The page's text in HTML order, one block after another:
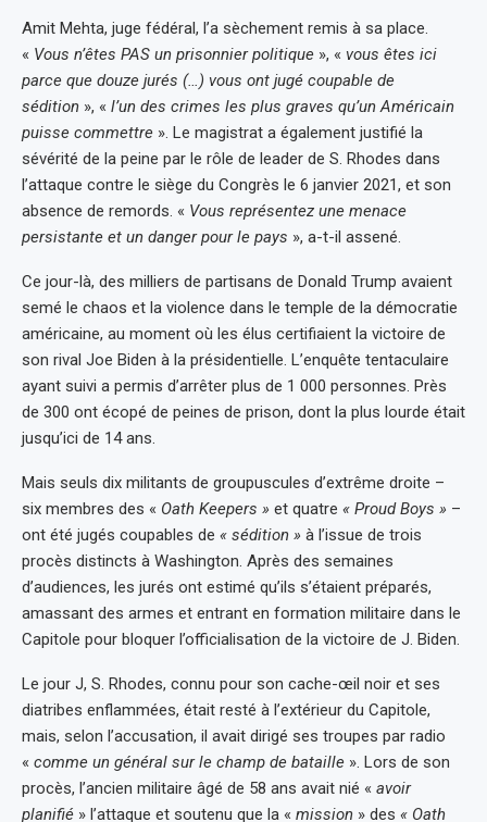
Amit Mehta, juge fédéral, l’a sèchement remis à sa place.
« Vous n’êtes PAS un prisonnier politique », « vous êtes ici
parce que douze jurés (…) vous ont jugé coupable de
sédition », « l’un des crimes les plus graves qu’un Américain
puisse commettre ». Le magistrat a également justifié la
sévérité de la peine par le rôle de leader de S. Rhodes dans
l’attaque contre le siège du Congrès le 6 janvier 2021, et son
absence de remords. « Vous représentez une menace
persistante et un danger pour le pays », a-t-il assené.
Ce jour-là, des milliers de partisans de Donald Trump avaient
semé le chaos et la violence dans le temple de la démocratie
américaine, au moment où les élus certifiaient la victoire de
son rival Joe Biden à la présidentielle. L’enquête tentaculaire
ayant suivi a permis d’arrêter plus de 1 000 personnes. Près
de 300 ont écopé de peines de prison, dont la plus lourde était
jusqu’ici de 14 ans.
Mais seuls dix militants de groupuscules d’extrême droite –
six membres des « Oath Keepers » et quatre « Proud Boys » –
ont été jugés coupables de « sédition » à l’issue de trois
procès distincts à Washington. Après des semaines
d’audiences, les jurés ont estimé qu’ils s’étaient préparés,
amassant des armes et entrant en formation militaire dans le
Capitole pour bloquer l’officialisation de la victoire de J. Biden.
Le jour J, S. Rhodes, connu pour son cache-œil noir et ses
diatribes enflammées, était resté à l’extérieur du Capitole,
mais, selon l’accusation, il avait dirigé ses troupes par radio
« comme un général sur le champ de bataille ». Lors de son
procès, l’ancien militaire âgé de 58 ans avait nié « avoir
planifié » l’attaque et soutenu que la « mission » des « Oath